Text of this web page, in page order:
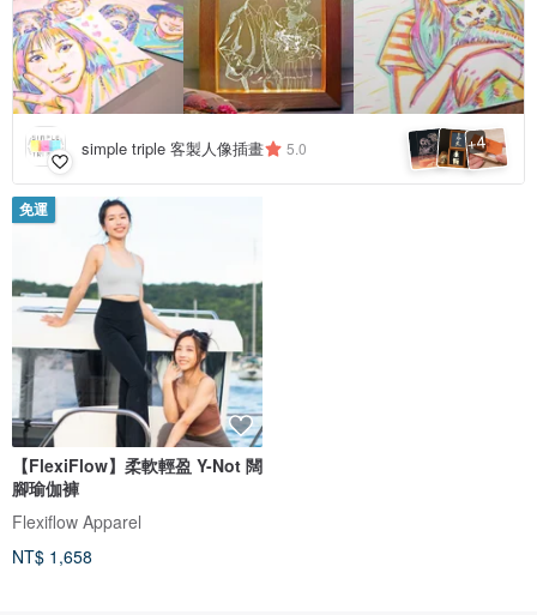
simple triple 客製人像插畫 5.0 +4
免運
【FlexiFlow】柔軟輕盈 Y-Not 闊
腳瑜伽褲
Flexiflow Apparel
NT$ 1,658